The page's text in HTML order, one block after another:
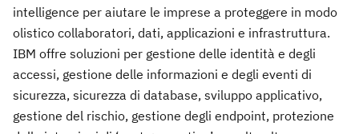
intelligence per aiutare le imprese a proteggere in modo
olistico collaboratori, dati, applicazioni e infrastruttura.
IBM offre soluzioni per gestione delle identità e degli
accessi, gestione delle informazioni e degli eventi di
sicurezza, sicurezza di database, sviluppo applicativo,
gestione del rischio, gestione degli endpoint, protezione